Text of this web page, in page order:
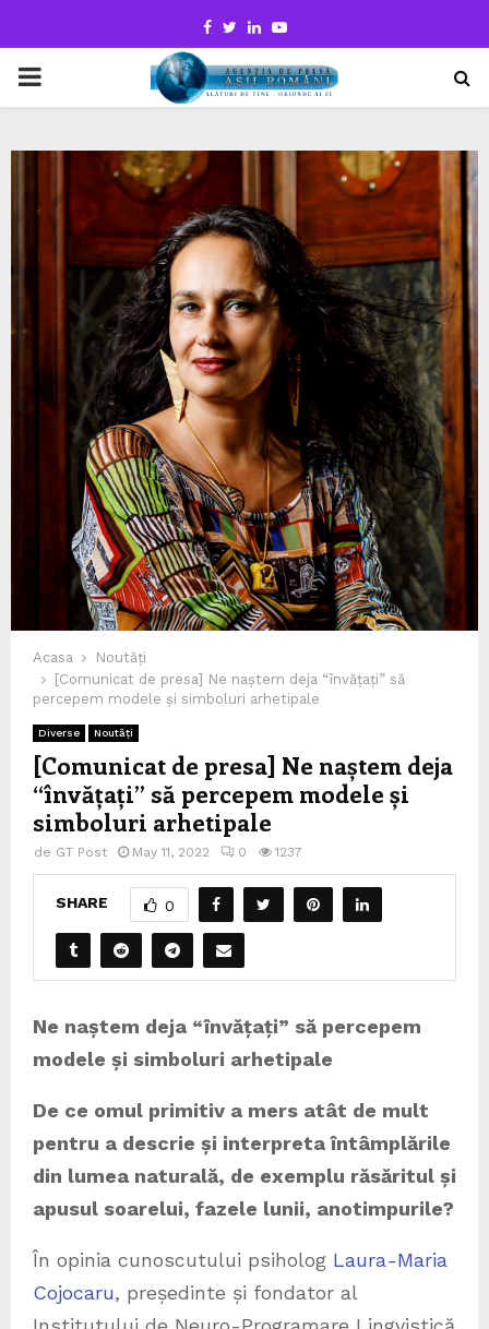
Facebook
TwitterLinkedinYoutube
PRIMARY
Acasa
Noutăți
[Comunicat de presa] Ne naștem deja “învățați” să
percepem modele și simboluri arhetipale
Diverse Noutăți
[Comunicat de presa] Ne naștem deja
“învățați” să percepem modele și
simboluri arhetipale
de GT Post May 11, 2022 0 1237
SHARE 0
Ne naștem deja “învățați” să percepem
modele și simboluri arhetipale
De ce omul primitiv a mers atât de mult
pentru a descrie și interpreta întâmplările
din lumea naturală, de exemplu răsăritul și
apusul soarelui, fazele lunii, anotimpurile?
În opinia cunoscutului psiholog Laura-Maria
Cojocaru, președinte și fondator al